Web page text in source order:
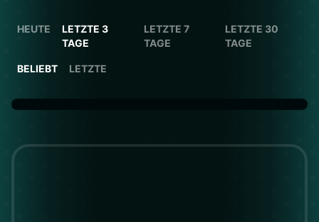
HEUTE
LETZTE 3
TAGE
LETZTE 7
TAGE
LETZTE 30
TAGE
BELIEBT LETZTE